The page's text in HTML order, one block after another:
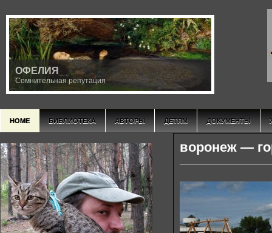
ОФЕЛИЯ
Сомнительная репутация
HOME БИБЛИОТЕКА АВТОРЫ ДЕТЯМ ДОКУМЕНТЫ
воронеж —